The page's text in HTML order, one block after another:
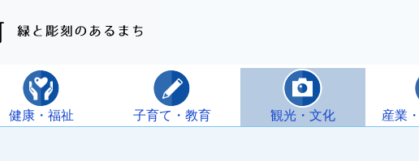
健康・福祉 子育て・教育 観光・文化 産業